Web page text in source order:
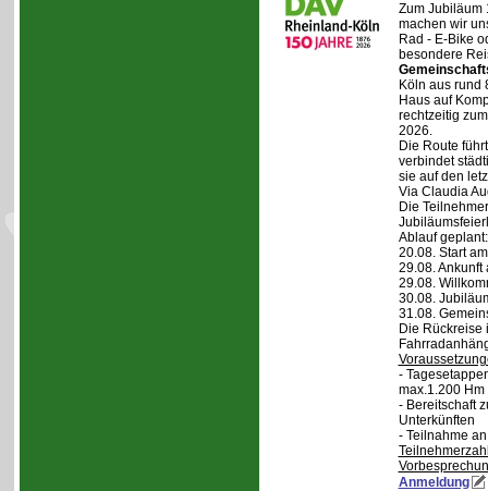
Zum Jubiläum
machen wir
Rad - E-Bike
besondere
Köln aus rund
Haus auf
rechtzeitig
2026.
Die Route
verbindet
sie auf den
Via Claudia
Die
Ablauf geplant:
20.08. Start
29.08. Ankunft
29.08.
30.08.
31.08.
Die Rückreise
-
max.1.200 Hm
- Bereitschaft
Unterkünften
- Teilnahme
Anmeldung